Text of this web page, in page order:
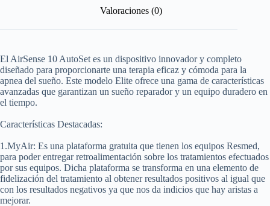
Valoraciones (0)
El AirSense 10 AutoSet es un dispositivo innovador y completo
diseñado para proporcionarte una terapia eficaz y cómoda para la
apnea del sueño. Este modelo Elite ofrece una gama de características
avanzadas que garantizan un sueño reparador y un equipo duradero en
el tiempo.
Características Destacadas:
1.MyAir: Es una plataforma gratuita que tienen los equipos Resmed,
para poder entregar retroalimentación sobre los tratamientos efectuados
por sus equipos. Dicha plataforma se transforma en una elemento de
fidelización del tratamiento al obtener resultados positivos al igual que
con los resultados negativos ya que nos da indicios que hay aristas a
mejorar.